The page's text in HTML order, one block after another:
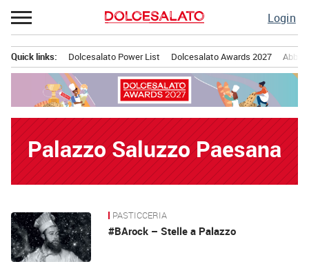
Passa
al
Login
principale
Quick links: Dolcesalato Power List Dolcesalato Awards 2027
Palazzo Saluzzo Paesana
News PASTICCERIA
#BArock – Stelle a Palazzo